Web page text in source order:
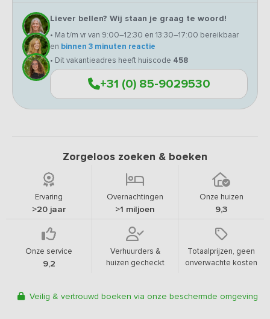
Liever bellen? Wij staan je graag te woord!
• Ma t/m vr van 9:00–12:30 en 13:30–17:00 bereikbaar
en binnen 3 minuten reactie
• Dit vakantieadres heeft huiscode 458
+31 (0) 85-9029530
Zorgeloos zoeken & boeken
Ervaring
>20 jaar
Overnachtingen
>1 miljoen
Onze huizen
9,3
Onze service
9,2
Verhuurders &
huizen gecheckt
Totaalprijzen, geen
onverwachte kosten
Veilig & vertrouwd boeken via onze beschermde omgeving